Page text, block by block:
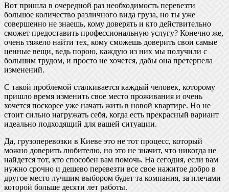
Вот пришла в очередной раз необходимость перевезти
большое количество различного вида груза, но ты уже
совершенно не знаешь, кому доверять и кто действительно
сможет предоставить профессиональную услугу? Конечно же,
очень тяжело найти тех, кому сможешь доверить свои самые
ценные вещи, ведь порою, каждую из них мы получили с
большим трудом, и просто не хочется, дабы она претерпела
изменений.
С такой проблемой сталкивается каждый человек, которому
пришло время изменить свое место проживания и очень
хочется поскорее уже начать жить в новой квартире. Но не
стоит сильно нагружать себя, когда есть прекрасный вариант
идеально подходящий для вашей ситуации.
Да, грузоперевозки в Киеве это не тот процесс, который
можно доверить любителю, но это не значит, что никогда не
найдется тот, кто способен вам помочь. На сегодня, если вам
нужно срочно и дешево перевезти все свое нажитое добро в
другое место лучшим выбором будет та компания, за плечами
которой больше десяти лет работы.